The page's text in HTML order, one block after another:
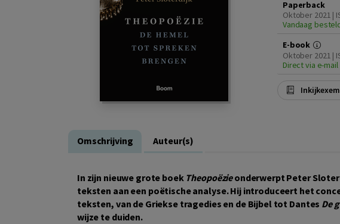
Paperback
Oktober 2021 |
Vandaag
E-book
Oktober 2021 |
Direct via e-mail
Omschrijving Auteur(s)
In zijn nieuwe grote boek Theopoëzieonderwerpt Peter
teksten aan een poëtische analyse. Hij introduceert het
teksten, van de Griekse tragedies en de Bijbel tot Dantes De
wijze te duiden.